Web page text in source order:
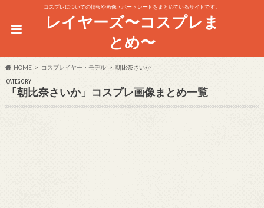
コスプレについての情報や画像・ポートレートをまとめているサイトです。
レイヤーズ〜コスプレま
とめ〜
HOME コスプレイヤー・モデル 朝比奈さいか
CATEGORY
「朝比奈さいか」コスプレ画像まとめ一覧